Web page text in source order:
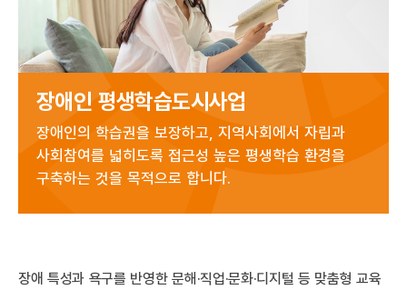
장애인 평생학습도시사업
장애인의 학습권을 보장하고, 지역사회에서 자립과
사회참여를 넓히도록 접근성 높은 평생학습 환경을
구축하는 것을 목적으로 합니다.
장애 특성과 욕구를 반영한 문해·직업·문화·디지털 등 맞춤형 교육